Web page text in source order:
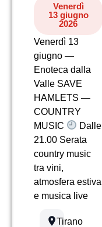
Venerdì
13 giugno
2026
Venerdì 13
giugno —
Enoteca dalla
Valle SAVE
HAMLETS —
COUNTRY
MUSIC
Dalle
21.00 Serata
country music
tra vini,
atmosfera estiva
e musica live
Tirano